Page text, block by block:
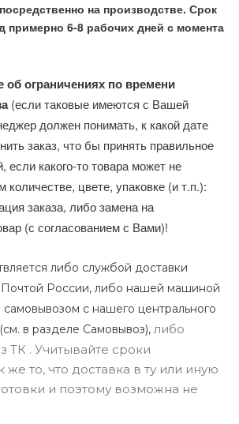
на производстве. Срок
примерно 6-8 рабочих дней с момента
об ограничениях по времени
(если таковые имеются с Вашей
должен понимать, к какой дате
заказ, что бы принять правильное
если какого-то товара может не
количестве, цвете, упаковке (и т.п.):
заказа, либо замена на
(с согласованием с Вами)!
либо службой доставки
России, либо нашей машиной
с нашего центрального
м. в разделе Самовывоз), либо
ТК . Учитывайте сроки
же то, что доставка в ту или иную
и поэтому возможна не